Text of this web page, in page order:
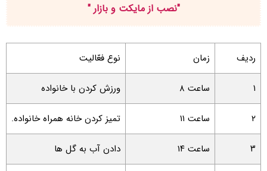
"نصب از مایکت و بازار "
ردیف زمان نوع فعّالیت
۱ ساعت ۸ ورزش کردن با خانواده
۲ ساعت ۱۱ تمیز کردن خانه همراه خانواده.
۳ ساعت ۱۴ دادن آب به گل ها